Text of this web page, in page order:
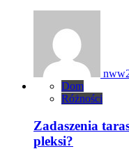
Dom
Różności
Zadaszenia
pleksi?